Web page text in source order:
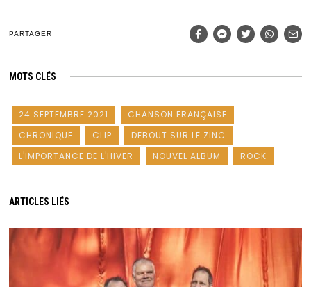
PARTAGER
MOTS CLÉS
24 SEPTEMBRE 2021
CHANSON FRANÇAISE
CHRONIQUE
CLIP
DEBOUT SUR LE ZINC
L'IMPORTANCE DE L'HIVER
NOUVEL ALBUM ROCK
ARTICLES LIÉS